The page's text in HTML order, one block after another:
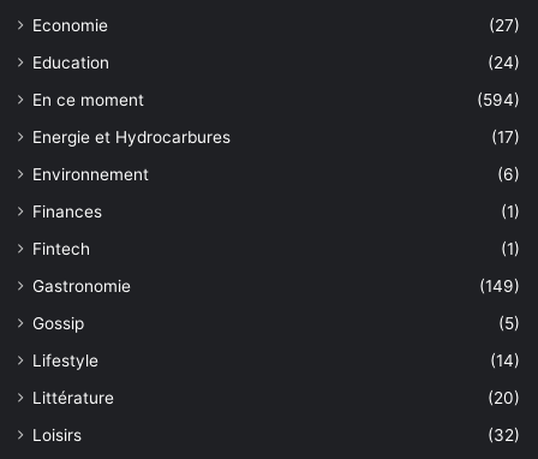
Economie
(27)
Education
(24)
En ce moment
(594)
Energie et Hydrocarbures
(17)
Environnement
(6)
Finances
(1)
Fintech
(1)
Gastronomie
(149)
Gossip
(5)
Lifestyle
(14)
Littérature
(20)
Loisirs
(32)